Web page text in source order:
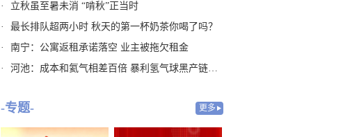
·
立秋虽至暑未消 “啃秋”正当时
·
最长排队超两小时 秋天的第一杯奶茶你喝了吗？
·
南宁：公寓返租承诺落空 业主被拖欠租金
·
河池：成本和氦气相差百倍 暴利氢气球黑产链隐藏20年
-专题- 更多